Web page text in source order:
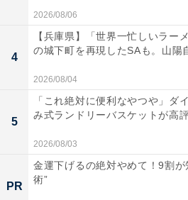
2026/08/06
4
【兵庫県】「世界一忙しいラー
の城下町を再現したSAも。山陽
2026/08/04
5
「これ絶対に便利なやつや」ダ
み式ランドリーバスケットが高
2026/08/03
PR
金運下げるの絶対やめて！9割が
術”